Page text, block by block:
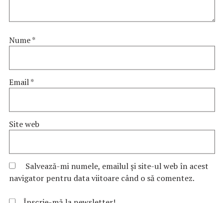
Nume*
Email*
Site web
Salvează-mi numele, emailul și site-ul web în acest
navigator pentru data viitoare când o să comentez.